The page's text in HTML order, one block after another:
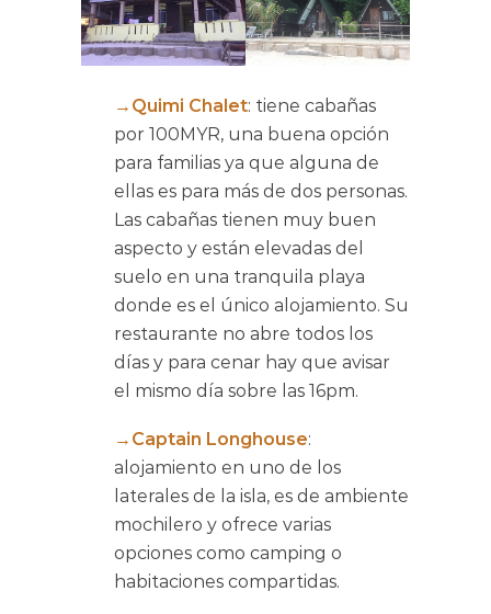
→Quimi Chalet: tiene cabañas
por 100MYR, una buena opción
para familias ya que alguna de
ellas es para más de dos personas.
Las cabañas tienen muy buen
aspecto y están elevadas del
suelo en una tranquila playa
donde es el único alojamiento. Su
restaurante no abre todos los
días y para cenar hay que avisar
el mismo día sobre las 16pm.
→Captain Longhouse:
alojamiento en uno de los
laterales de la isla, es de ambiente
mochilero y ofrece varias
opciones como camping o
habitaciones compartidas.